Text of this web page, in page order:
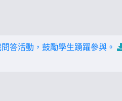
答活動，鼓勵學生踴躍參與。